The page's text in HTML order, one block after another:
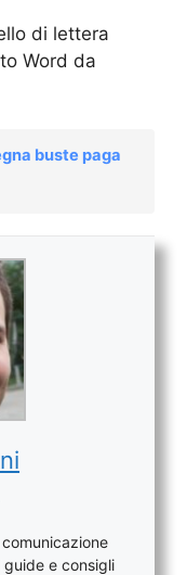
di lettera
Word da
buste paga
e consigli